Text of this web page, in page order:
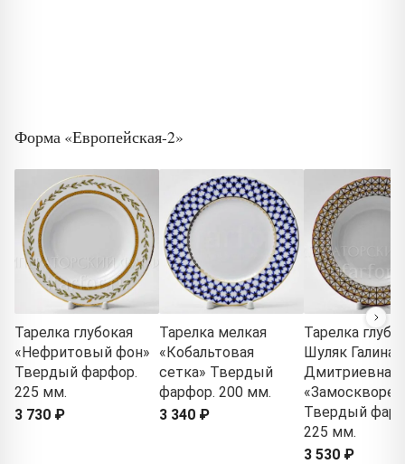
Форма «Европейская-2»
Тарелка глубокая
«Нефритовый фон»
Твердый фарфор.
225 мм.
3 730 ₽
Тарелка мелкая
«Кобальтовая
сетка» Твердый
фарфор. 200 мм.
3 340 ₽
Тарелка
Шуляк Галина
Дмитриевна
Твердый
225 мм.
3 530 ₽